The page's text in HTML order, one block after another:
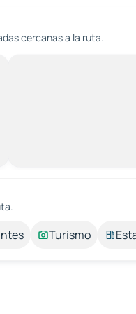
cercanas a la ruta.
Turismo